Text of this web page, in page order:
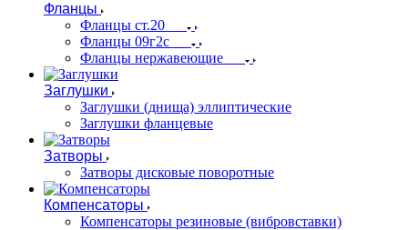
Фланцы
Фланцы ст.20
Фланцы 09г2с
Фланцы нержавеющие
Заглушки
Заглушки (днища) эллиптические
Заглушки фланцевые
Затворы
Затворы дисковые поворотные
Компенсаторы
Компенсаторы резиновые (вибровставки)